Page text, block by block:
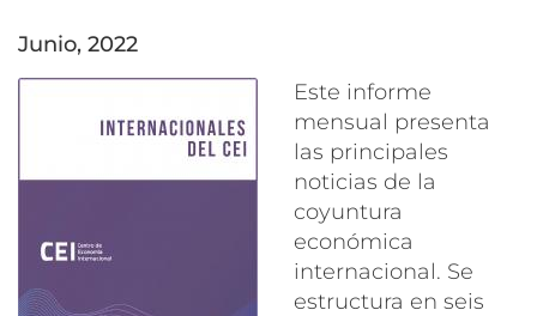
junio, 2022
Este informe
mensual presenta
las principales
noticias de la
coyuntura
económica
internacional. Se
estructura en seis